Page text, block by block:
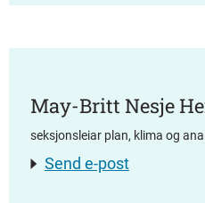
May-Britt Nesje
seksjonsleiar plan, klima og
Send e-post